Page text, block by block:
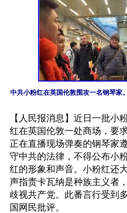
中共小粉红在英国伦敦围攻一名钢琴家
【人民报消息】近日一批小
红在英国伦敦一处商场，要
正在直播现场弹奏的钢琴家
守中共的法律，不得公布小
红的形象和声音。小粉红还
声指责卡瓦纳是种族主义者，
歧视共产党。此番言行受到多
国网民批评。